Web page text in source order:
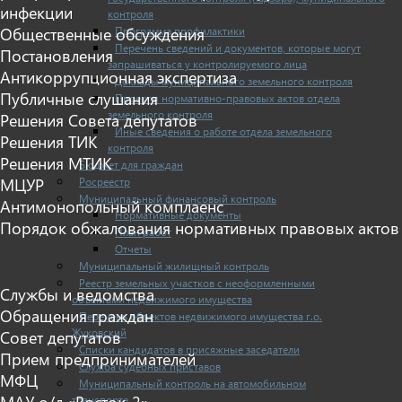
контроля
Программа профилактики
Перечень сведений и документов, которые могут
запрашиваться у контролируемого лица
Доклады муниципального земельного контроля
Проекты нормативно-правовых актов отдела
земельного контроля
Иные сведения о работе отдела земельного
контроля
Бюджет для граждан
Росреестр
Муниципальный финансовый контроль
Нормативные документы
План работ
Отчеты
Муниципальный жилищный контроль
Реестр земельных участков с неоформленными
объектами недвижимого имущества
Перечень объектов недвижимого имущества г.о.
Жуковский
Списки кандидатов в присяжные заседатели
Служба судебных приставов
Муниципальный контроль на автомобильном
транспорте
инфекции
Общественные обсуждения
Постановления
Антикоррупционная экспертиза
Публичные слушания
Решения Совета депутатов
Решения ТИК
Решения МТИК
МЦУР
Антимонопольный комплаенс
Порядок обжалования нормативных правовых актов
Службы и ведомства
Обращения граждан
Совет депутатов
Прием предпринимателей
МФЦ